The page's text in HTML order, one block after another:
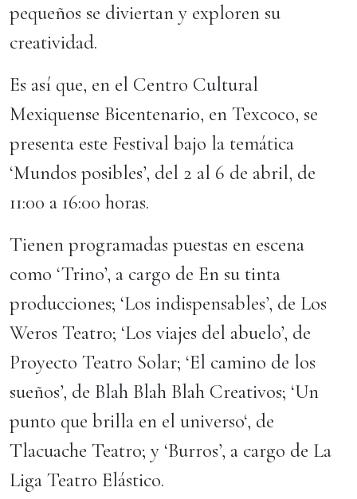
pequeños se diviertan y exploren su
creatividad.
Es así que, en el Centro Cultural
Mexiquense Bicentenario, en Texcoco, se
presenta este Festival bajo la temática
‘Mundos posibles’, del 2 al 6 de abril, de
11:00 a 16:00 horas.
Tienen programadas puestas en escena
como ‘Trino’, a cargo de En su tinta
producciones; ‘Los indispensables’, de Los
Weros Teatro; ‘Los viajes del abuelo’, de
Proyecto Teatro Solar; ‘El camino de los
sueños’, de Blah Blah Blah Creativos; ‘Un
punto que brilla en el universo‘, de
Tlacuache Teatro; y ‘Burros’, a cargo de La
Liga Teatro Elástico.